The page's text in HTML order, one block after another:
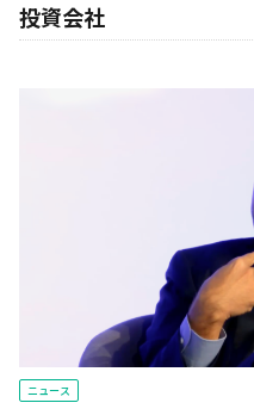
投資会社
ニュース